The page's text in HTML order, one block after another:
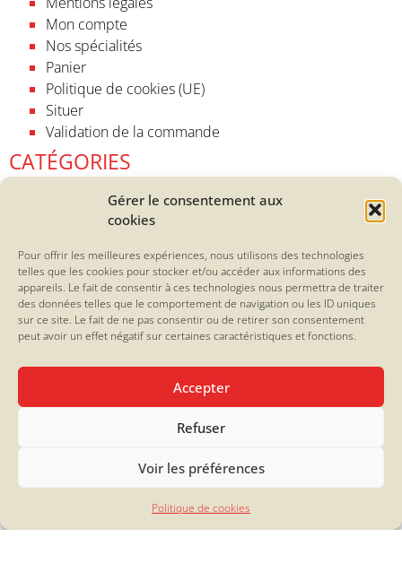
Gérer le consentement aux
cookies
Pour offrir les meilleures expériences, nous utilisons des technologies
telles que les cookies pour stocker et/ou accéder aux informations des
appareils. Le fait de consentir à ces technologies nous permettra de traiter
des données telles que le comportement de navigation ou les ID uniques
sur ce site. Le fait de ne pas consentir ou de retirer son consentement
peut avoir un effet négatif sur certaines caractéristiques et fonctions.
Accepter
Refuser
Voir les préférences
Politique de cookies
Mon compte
Nos spécialités
Panier
Politique de cookies (UE)
Situer
Validation de la commande
CATÉGORIES
Bières et vins
Confiseries
Confitures
Epicerie fine
Idées cadeaux
Nos compositions et douceurs de fin d'année
Nos douceurs à petits prix